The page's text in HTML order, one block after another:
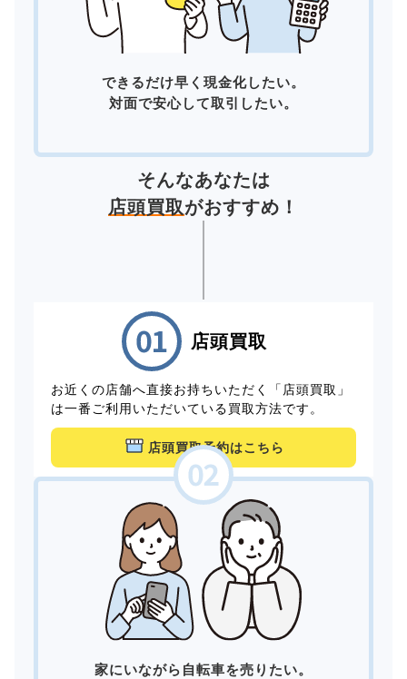
できるだけ早く現金化したい。
対面で安心して取引したい。
そんなあなたは
店頭買取がおすすめ！
店頭買取
お近くの店舗へ直接お持ちいただく「店頭買取」
は一番ご利用いただいている買取方法です。
店頭買取予約はこちら
家にいながら自転車を売りたい。